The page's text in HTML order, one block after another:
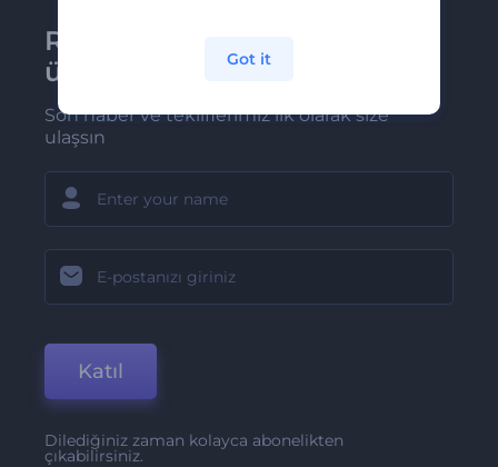
Renderforest bültenine
üye olun
Son haber ve tekliflerimiz ilk olarak size
ulaşsın
Katıl
Dilediğiniz zaman kolayca abonelikten
çıkabilirsiniz.
Got it